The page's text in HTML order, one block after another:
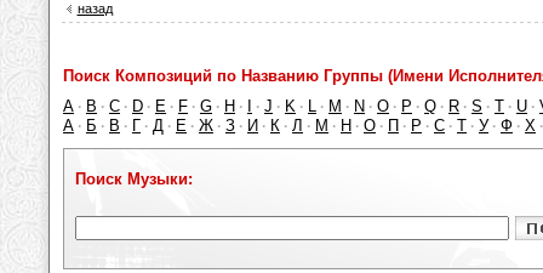
назад
Поиск Композиций по Названию Группы (Имени
A · B · C · D · E · F · G · H · · J · K · L · M · N · O · P · Q · R · S · T · U ·
А · Б · В · Г · Д · Е · Ж · З · И · К · Л · М · Н · О · П · Р · С · Т · У · Ф · Х
Поиск Музыки: